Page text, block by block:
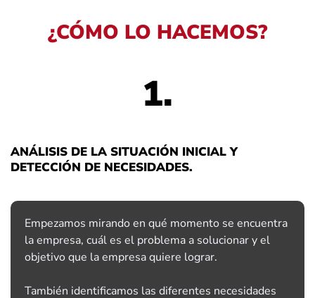
¿CÓMO LO HACEMOS?
1.
ANÁLISIS DE LA SITUACIÓN INICIAL Y
DETECCIÓN DE NECESIDADES.
Empezamos mirando en qué momento se encuentra
la empresa, cuál es el problema a solucionar y el
objetivo que la empresa quiere lograr.
También identificamos las diferentes necesidades